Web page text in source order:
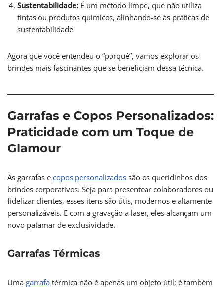
Sustentabilidade: É um método limpo, que não utiliza
tintas ou produtos químicos, alinhando-se às práticas de
sustentabilidade.
Agora que você entendeu o “porquê”, vamos explorar os
brindes mais fascinantes que se beneficiam dessa técnica.
Garrafas e Copos Personalizados:
Praticidade com um Toque de
Glamour
As garrafas e copos personalizados são os queridinhos dos
brindes corporativos. Seja para presentear colaboradores ou
fidelizar clientes, esses itens são útis, modernos e altamente
personalizáveis. E com a gravação a laser, eles alcançam um
novo patamar de exclusividade.
Garrafas Térmicas
Uma garrafa térmica não é apenas um objeto útil; é também